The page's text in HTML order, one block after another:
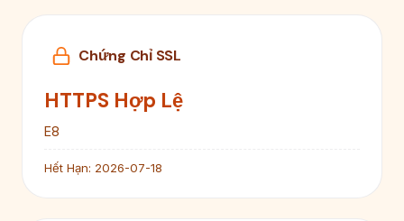
Chứng Chỉ SSL
HTTPS Hợp Lệ
E8
Hết Hạn: 2026-07-18